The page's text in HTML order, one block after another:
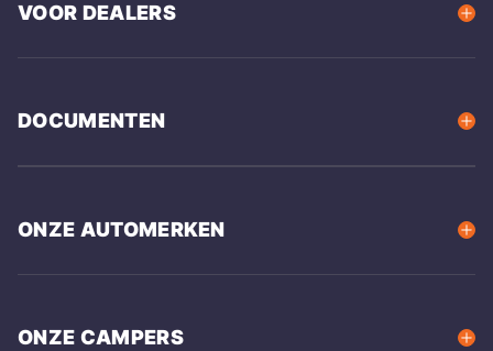
VOOR DEALERS
DOCUMENTEN
ONZE AUTOMERKEN
ONZE CAMPERS